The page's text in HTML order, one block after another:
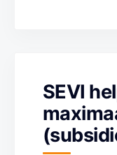
SEVI